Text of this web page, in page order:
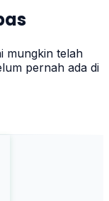
mungkin telah
pernah ada di